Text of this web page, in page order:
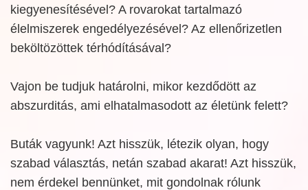
kiegyenesítésével? A rovarokat tartalmazó
élelmiszerek engedélyezésével? Az ellenőrizetlen
beköltözöttek térhódításával?
Vajon be tudjuk határolni, mikor kezdődött az
abszurditás, ami elhatalmasodott az életünk felett?
Buták vagyunk! Azt hisszük, létezik olyan, hogy
szabad választás, netán szabad akarat! Azt hisszük,
nem érdekel bennünket, mit gondolnak rólunk